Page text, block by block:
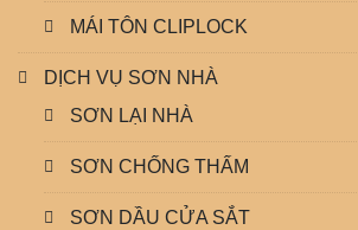
MÁI TÔN CLIPLOCK
DỊCH VỤ SƠN NHÀ
SƠN LẠI NHÀ
SƠN CHỐNG THẤM
SƠN DẦU CỬA SẮT